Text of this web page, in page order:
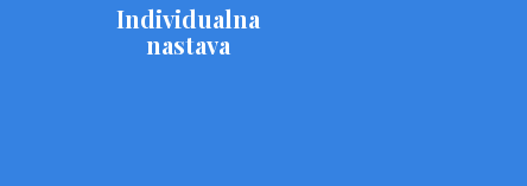
Individualna
nastava